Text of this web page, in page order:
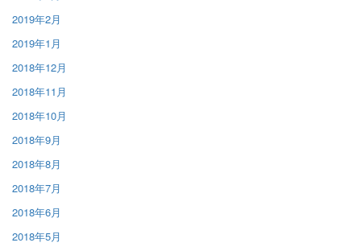
2019年2月
2019年1月
2018年12月
2018年11月
2018年10月
2018年9月
2018年8月
2018年7月
2018年6月
2018年5月